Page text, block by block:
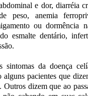
e dor, diarréia
peso, anemia
ou dormência
esmalte dentário,
sintomas da doença
pacientes que
Outros dizem que ao